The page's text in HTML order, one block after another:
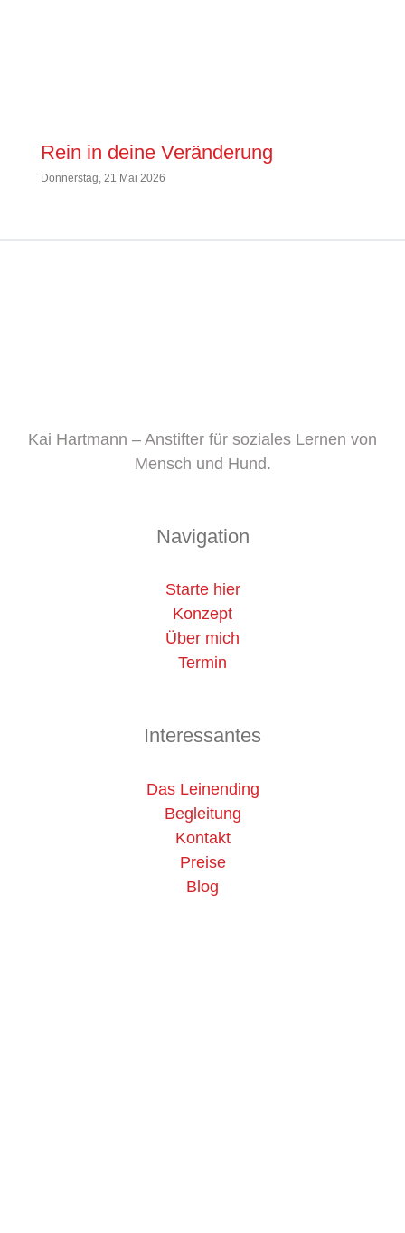
Rein in deine Veränderung
Donnerstag, 21 Mai 2026
Kai Hartmann – Anstifter für soziales Lernen von
Mensch und Hund.
Navigation
Starte hier
Konzept
Über mich
Termin
Interessantes
Das Leinending
Begleitung
Kontakt
Preise
Blog